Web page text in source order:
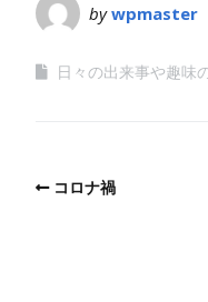
bywpmaster
日々の出来事や趣味
コロナ禍